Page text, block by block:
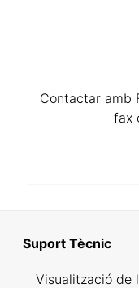
Contactar amb
fax
Suport Tècnic
Visualització de